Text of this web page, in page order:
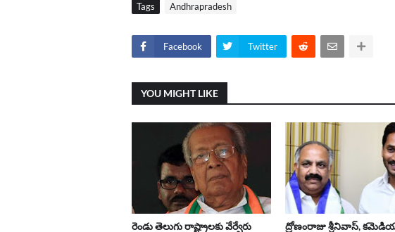
Tags Andhrapradesh
Facebook Twitter
YOU MIGHT LIKE
రెండు తెలుగు రాష్ట్రాలకు వేర్వేరు
ద్రోణంరాజు శ్రీనివాస్,